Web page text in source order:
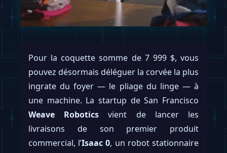
Pour la coquette somme de 7 999 $, vous
pouvez désormais déléguer la corvée la plus
ingrate du foyer — le pliage du linge — à
une machine. La startup de San Francisco
Weave Robotics vient de lancer les
livraisons de son premier produit
commercial, l’Isaac 0, un robot stationnaire